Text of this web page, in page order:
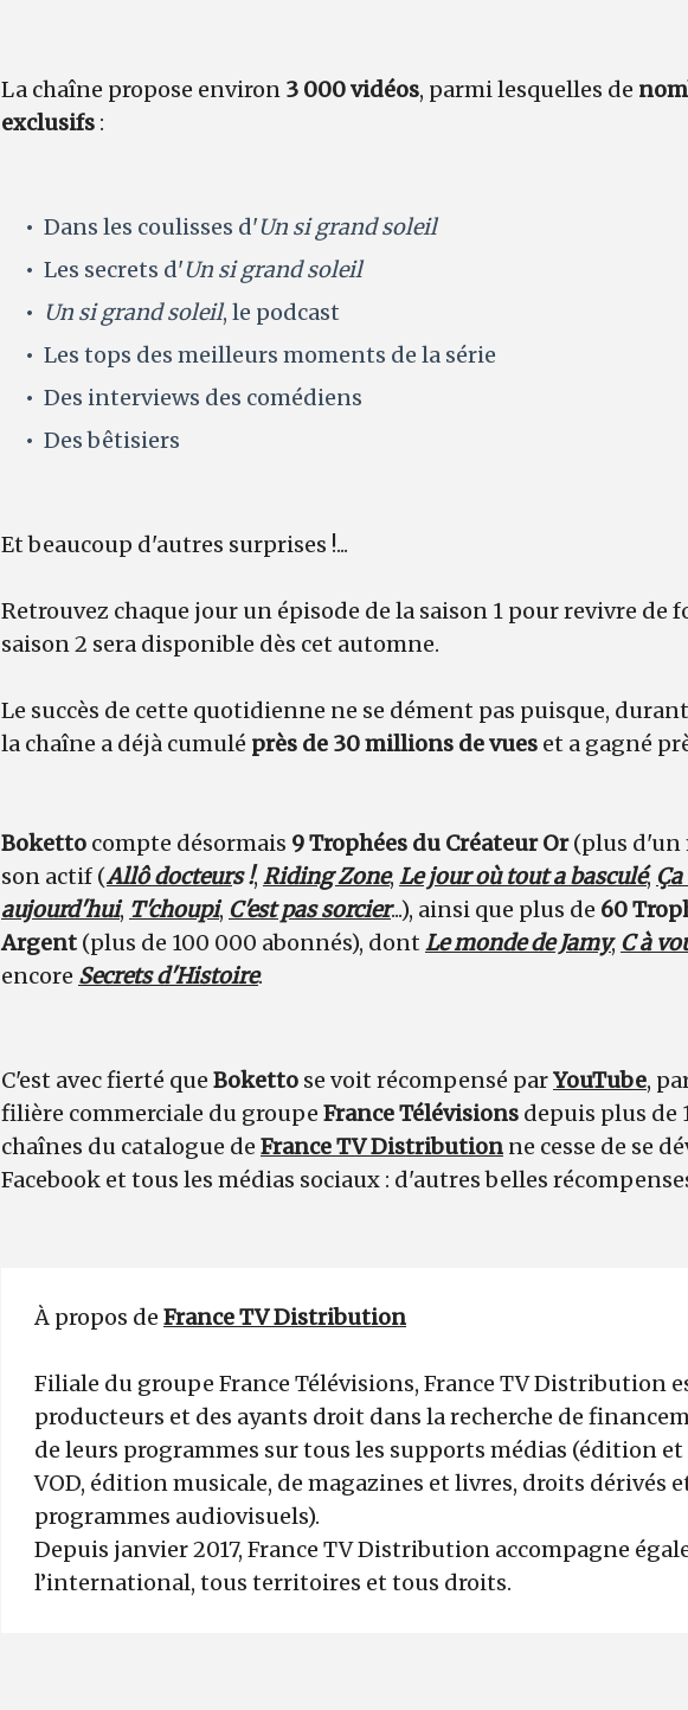
La chaîne propose environ 3 000 vidéos, parmi lesquelles de
exclusifs :
Dans les coulisses d'Un si grand soleil
Les secrets d'Un si grand soleil
Un si grand soleil, le podcast
Les tops des meilleurs moments de la série
Des interviews des comédiens
Des bêtisiers
Et beaucoup d'autres surprises !...
Retrouvez chaque jour un épisode de la saison 1 pour revivre de
saison 2 sera disponible dès cet automne.
Le succès de cette quotidienne ne se dément pas puisque,
la chaîne a déjà cumulé près de 30 millions de vues et a gagné
Boketto compte désormais 9 Trophées du Créateur Or(plus d'un
son actif (Allô docteurs !, Riding Zone, Le jour où tout a basculé,
aujourd'hui, T'choupi, C'est pas sorcier...), ainsi que plus de 60
Argent (plus de 100 000 abonnés), dont Le monde de Jamy, C à
encore Secrets d'Histoire.
C'est avec fierté que Boketto se voit récompensé parYouTube,
filière commerciale du groupe France Télévisions depuis plus de
chaînes du catalogue de France TV Distribution ne cesse de se
Facebook et tous les médias sociaux : d'autres belles
À propos de France TV Distribution
Filiale du groupe France Télévisions, France TV Distribution
producteurs et des ayants droit dans la recherche de
de leurs programmes sur tous les supports médias (édition
VOD, édition musicale, de magazines et livres, droits dérivés
programmes audiovisuels).
Depuis janvier 2017, France TV Distribution accompagne
l’international, tous territoires et tous droits.